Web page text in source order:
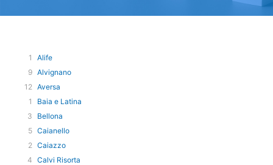
1
Alife
9 Alvignano
12 Aversa
1
Baia e Latina
3
Bellona
5 Caianello
2 Caiazzo
4 Calvi Risorta